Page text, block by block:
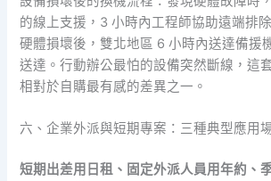
的線上支援，3 小時內工程師協助遠端排
硬體損壞後，雙北地區 6 小時內送達備援
送達。行動辦公最怕的設備突然斷線，這
相對於自購最有感的差異之一。
六、企業外派與短期專案：三種典型應用
短期出差用日租、固定外派人員用年約、